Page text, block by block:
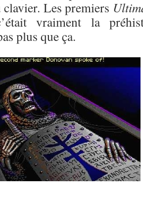
clavier. Les premiers
vraiment la
plus que ça.